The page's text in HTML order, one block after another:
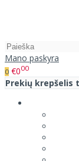
Mano paskyra
0 €000
Prekių krepšelis